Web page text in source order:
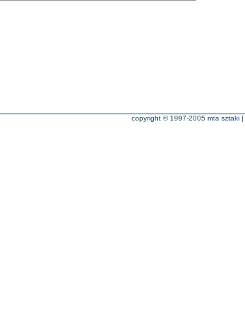
copyright © 1997-2005 mta sztaki |